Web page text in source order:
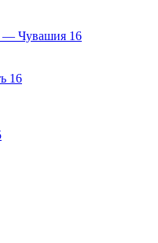
— Чувашия 16
16